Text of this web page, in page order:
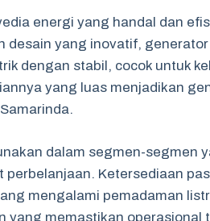
energi yang handal dan
desain yang inovatif,
dengan stabil, cocok untuk
yang luas menjadikan
dalam segmen-segmen
Ketersediaan
mengalami pemadaman
yang memastikan operasional